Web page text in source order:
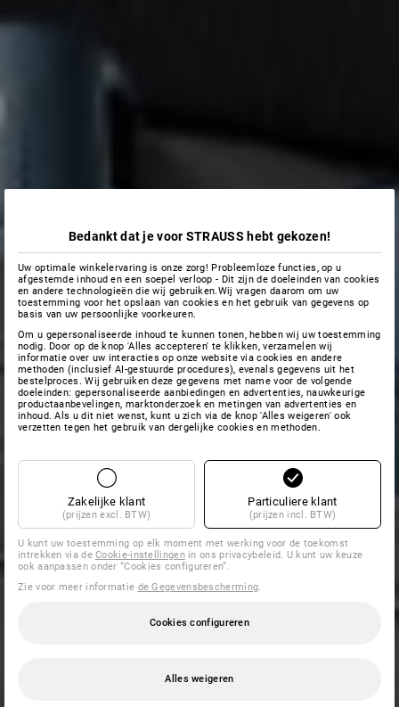
Bedankt dat je voor STRAUSS hebt gekozen!
Uw optimale winkelervaring is onze zorg! Probleemloze functies, op u
afgestemde inhoud en een soepel verloop - Dit zijn de doeleinden van cookies
en andere technologieën die wij gebruiken.Wij vragen daarom om uw
toestemming voor het opslaan van cookies en het gebruik van gegevens op
basis van uw persoonlijke voorkeuren.
Om u gepersonaliseerde inhoud te kunnen tonen, hebben wij uw toestemming
nodig. Door op de knop 'Alles accepteren' te klikken, verzamelen wij
informatie over uw interacties op onze website via cookies en andere
methoden (inclusief AI-gestuurde procedures), evenals gegevens uit het
bestelproces. Wij gebruiken deze gegevens met name voor de volgende
doeleinden: gepersonaliseerde aanbiedingen en advertenties, nauwkeurige
productaanbevelingen, marktonderzoek en metingen van advertenties en
inhoud. Als u dit niet wenst, kunt u zich via de knop 'Alles weigeren' ook
verzetten tegen het gebruik van dergelijke cookies en methoden.
Zakelijke klant
(prijzen excl. BTW)
Particuliere klant
(prijzen incl. BTW)
U kunt uw toestemming op elk moment met werking voor de toekomst
intrekken via deCookie-instellingenin ons privacybeleid. U kunt uw keuze
ook aanpassen onder “Cookies configureren”.
Zie voor meer informatie de Gegevensbescherming
Cookies configureren
Alles weigeren